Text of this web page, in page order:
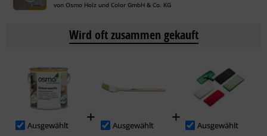
von Osmo Holz und Color GmbH & Co. KG
Wird oft zusammen gekauft
Ausgewählt
Ausgewählt
Ausgewählt